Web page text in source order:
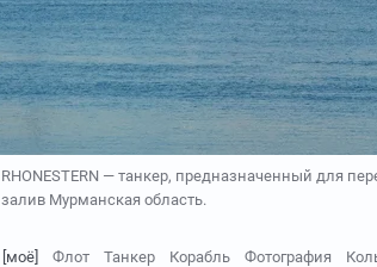
RHONESTERN — танкер, предназначенный для
залив Мурманская область.
[моё] Флот Танкер Корабль Фотография